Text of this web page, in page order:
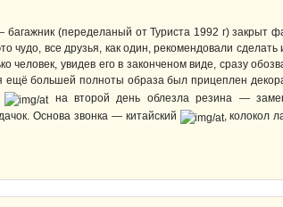
(переделаный от Туриста 1992 г)
чудо, все друзья, как один, рекомендовали
человек, увидев его в законченом виде, сразу
большей полноты образа был прицеплен
на второй день облезла резина —
Основа звонка — китайский
, колокол